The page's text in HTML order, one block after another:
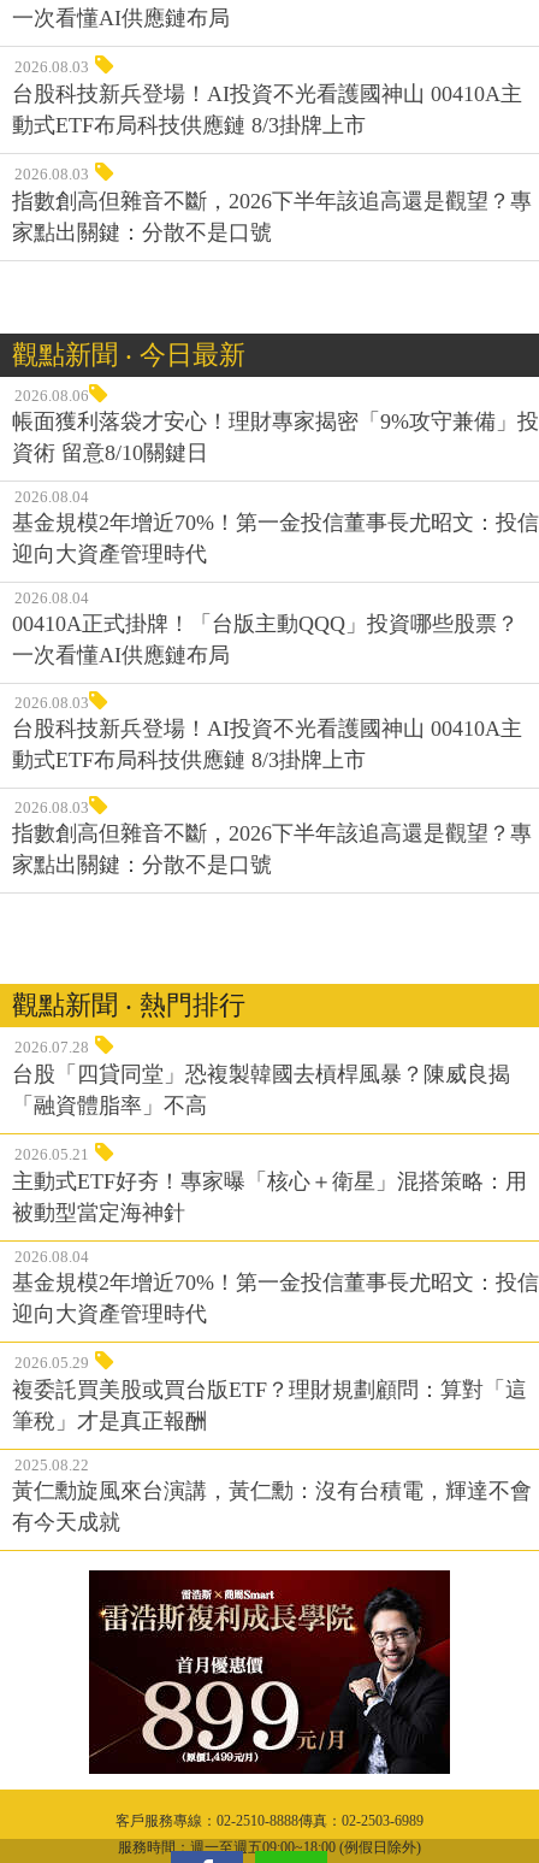
一次看懂AI供應鏈布局
2026.08.03
台股科技新兵登場！AI投資不光看護國神山 00410A主
動式ETF布局科技供應鏈 8/3掛牌上市
2026.08.03
指數創高但雜音不斷，2026下半年該追高還是觀望？專
家點出關鍵：分散不是口號
觀點新聞 ‧ 今日最新
2026.08.06
帳面獲利落袋才安心！理財專家揭密「9%攻守兼備」投
資術 留意8/10關鍵日
2026.08.04
基金規模2年增近70%！第一金投信董事長尤昭文：投信
迎向大資產管理時代
2026.08.04
00410A正式掛牌！「台版主動QQQ」投資哪些股票？
一次看懂AI供應鏈布局
2026.08.03
台股科技新兵登場！AI投資不光看護國神山 00410A主
動式ETF布局科技供應鏈 8/3掛牌上市
2026.08.03
指數創高但雜音不斷，2026下半年該追高還是觀望？專
家點出關鍵：分散不是口號
觀點新聞 ‧ 熱門排行
2026.07.28
台股「四貸同堂」恐複製韓國去槓桿風暴？陳威良揭
「融資體脂率」不高
2026.05.21
主動式ETF好夯！專家曝「核心＋衛星」混搭策略：用
被動型當定海神針
2026.08.04
基金規模2年增近70%！第一金投信董事長尤昭文：投信
迎向大資產管理時代
2026.05.29
複委託買美股或買台版ETF？理財規劃顧問：算對「這
筆稅」才是真正報酬
2025.08.22
黃仁勳旋風來台演講，黃仁勳：沒有台積電，輝達不會
有今天成就
客戶服務專線：02-2510-8888傳真：02-2503-6989
服務時間：週一至週五09:00~18:00 (例假日除外)